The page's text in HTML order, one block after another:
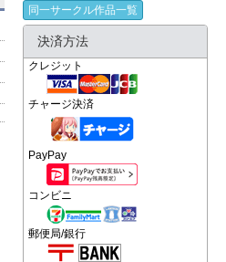
同一サークル作品一覧
決済方法
クレジット
チャージ決済
PayPay
コンビニ
郵便局/銀行